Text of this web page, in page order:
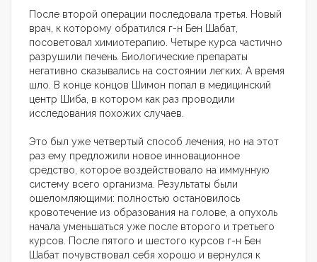
После второй операции последовала третья. Новый
врач, к которому обратился г-н Бен Шабат,
посоветовал химиотерапию. Четыре курса частично
разрушили печень. Биологические препараты
негативно сказывались на состоянии легких. А время
шло. В конце концов Шимон попал в медицинский
центр Шиба, в котором как раз проводили
исследования похожих случаев.
Это был уже четвертый способ лечения, но на этот
раз ему предложили новое инновационное
средство, которое воздействовало на иммунную
систему всего организма. Результаты были
ошеломляющими: полностью остановилось
кровотечение из образования на голове, а опухоль
начала уменьшаться уже после второго и третьего
курсов. После пятого и шестого курсов г-н Бен
Шабат почувствовал себя хорошо и вернулся к